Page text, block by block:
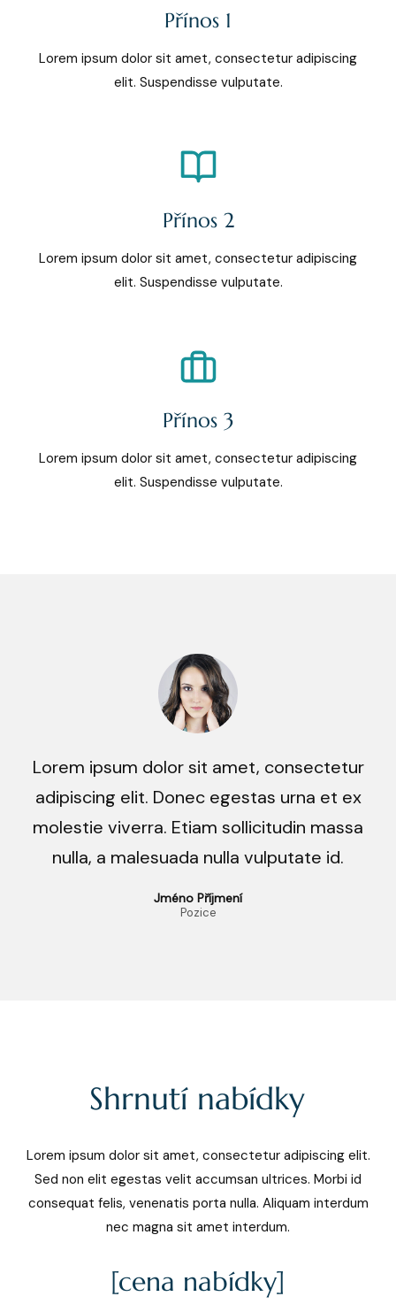
Přínos 1
Lorem ipsum dolor sit amet, consectetur adipiscing
elit. Suspendisse vulputate.
Přínos 2
Lorem ipsum dolor sit amet, consectetur adipiscing
elit. Suspendisse vulputate.
Přínos 3
Lorem ipsum dolor sit amet, consectetur adipiscing
elit. Suspendisse vulputate.
Lorem ipsum dolor sit amet, consectetur
adipiscing elit. Donec egestas urna et ex
molestie viverra. Etiam sollicitudin massa
nulla, a malesuada nulla vulputate id.
Jméno Příjmení
Pozice
Shrnutí nabídky
Lorem ipsum dolor sit amet, consectetur adipiscing elit.
Sed non elit egestas velit accumsan ultrices. Morbi id
consequat felis, venenatis porta nulla. Aliquam interdum
nec magna sit amet interdum.
[cena nabídky]